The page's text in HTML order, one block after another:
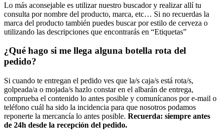
Lo más aconsejable es utilizar nuestro buscador y realizar allí tu
consulta por nombre del producto, marca, etc… Si no recuerdas la
marca del producto también puedes buscar por estilo de cerveza o
utilizando las descripciones que encontrarás en “Etiquetas”
¿Qué hago si me llega alguna botella rota del
pedido?
Si cuando te entregan el pedido ves que la/s caja/s está rota/s,
golpeada/a o mojada/s hazlo constar en el albarán de entrega,
comprueba el contenido lo antes posible y comunícanos por e-mail o
teléfono cuál ha sido la incidencia para que nosotros podamos
reponerte la mercancía lo antes posible. Recuerda: siempre antes
de 24h desde la recepción del pedido.